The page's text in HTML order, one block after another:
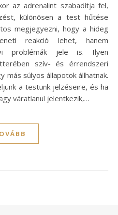
az adrenalint szabadítja fel,
különösen a test hűtése
megjegyezni, hogy a hideg
reakció lehet, hanem
problémák jele is. Ilyen
szív- és érrendszeri
más súlyos állapotok állhatnak.
a testünk jelzéseire, és ha
váratlanul jelentkezik,…